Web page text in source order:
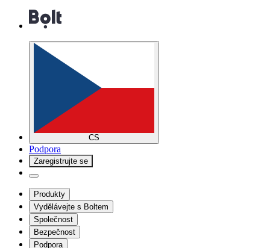
CS
Podpora
Zaregistrujte se
Produkty
Vydělávejte s Boltem
Společnost
Bezpečnost
Podpora